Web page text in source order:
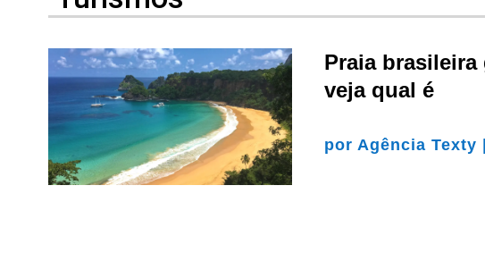
Praia
veja qual é
por Agência Texty |